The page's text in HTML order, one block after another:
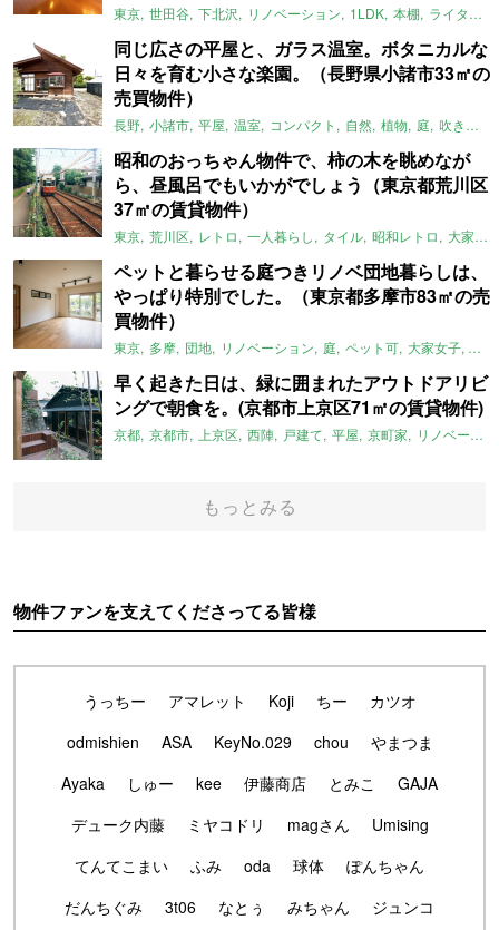
東京 世田谷 下北沢 リノベーション 1LDK 本棚 ライター：ほしりょうこ
同じ広さの平屋と、ガラス温室。ボタニカルな
日々を育む小さな楽園。（長野県小諸市33㎡の
売買物件）
長野 小諸市 平屋 温室 コンパクト 自然 植物 庭 吹き抜け
昭和のおっちゃん物件で、柿の木を眺めなが
ら、昼風呂でもいかがでしょう（東京都荒川区
37㎡の賃貸物件）
東京 荒川区 レトロ 一人暮らし タイル 昭和レトロ 大家女子
ペットと暮らせる庭つきリノベ団地暮らしは、
やっぱり特別でした。（東京都多摩市83㎡の売
買物件）
東京 多摩 団地 リノベーション 庭 ペット可 大家女子 団
早く起きた日は、緑に囲まれたアウトドアリビ
ングで朝食を。(京都市上京区71㎡の賃貸物件)
京都 京都市 上京区 西陣 戸建て 平屋 京町家 リノベーション
もっとみる
物件ファンを支えてくださってる皆様
うっちー アマレット Koji ちー
カツオ
odmishien
ASA KeyNo.029 chou
やまつま
Ayaka
しゅー kee 伊藤商店 とみこ
GAJA
デューク内藤
ミヤコドリ magさん
Umising
てんてこまい
ふみ oda 球体
ぽんちゃん
だんちぐみ
3t06 なとぅ みちゃん
ジュンコ